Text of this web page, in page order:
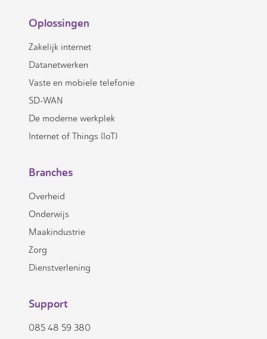
Oplossingen
Zakelijk internet
Datanetwerken
Vaste en mobiele telefonie
SD-WAN
De moderne werkplek
Internet of Things (IoT)
Branches
Overheid
Onderwijs
Maakindustrie
Zorg
Dienstverlening
Support
085 48 59 380